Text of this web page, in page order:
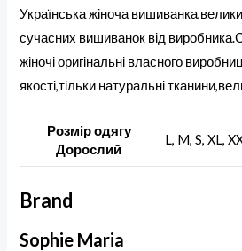
Українська жіноча
сучасних вишиванок від
жіночі оригінальні власного
якості,тільки натуральні
Розмір одягу
Дорослий
L, M, S, XL,
Brand
Sophie Maria